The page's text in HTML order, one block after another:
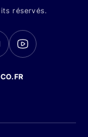
réservés.